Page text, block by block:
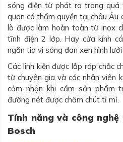
sóng điện từ phát ra trong quá
quan có thẩm quyền tại châu Âu
lò được làm hoàn toàn từ inox
tĩnh điện 2 lớp. Hay cửa kính
ngăn tia vi sóng đan xen hình
Các linh kiện được lắp ráp chắc
từ chuyên gia và các nhân viên
cảm nhận khi cầm sản phẩm
đường nét được chăm chút tỉ mỉ.
Tính năng và công
Bosch